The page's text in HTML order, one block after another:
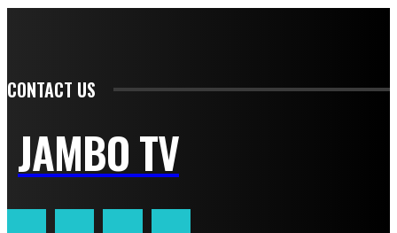
CONTACT US
JAMBO TV